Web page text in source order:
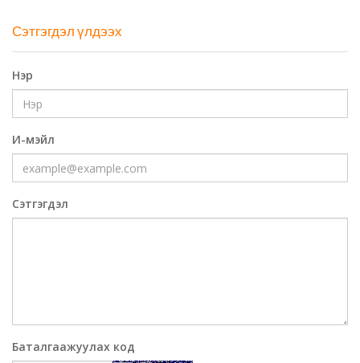
Сэтгэгдэл үлдээх
Нэр
И-мэйл
Сэтгэгдэл
Баталгаажуулах код